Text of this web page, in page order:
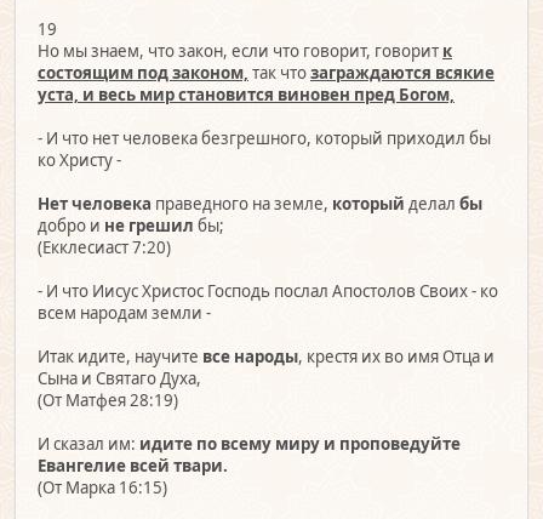
19
Но мы знаем, что закон, если что говорит, говорит к
состоящим под законом, так чтозаграждаются всякие
уста, и весь мир становится виновен пред Богом,
- И что нет человека безгрешного, который приходил бы
ко Христу -
Нет человека праведного на земле, который делал бы
добро и не грешил бы;
(Екклесиаст 7:20)
- И что Иисус Христос Господь послал Апостолов Своих - ко
всем народам земли -
Итак идите, научите все народы, крестя их во имя Отца и
Сына и Святаго Духа,
(От Матфея 28:19)
И сказал им: идите по всему миру и проповедуйте
Евангелие всей твари.
(От Марка 16:15)